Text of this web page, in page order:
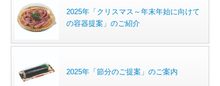
2025年「クリスマス～年末年始に向けて
の容器提案」のご紹介
2025年「節分のご提案」のご案内